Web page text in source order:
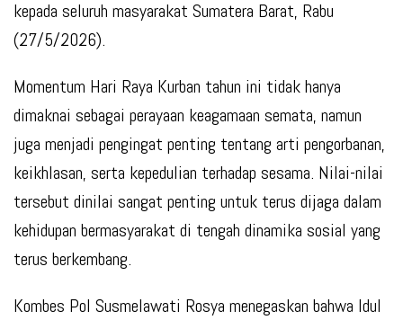
kepada seluruh masyarakat Sumatera Barat, Rabu
(27/5/2026).
Momentum Hari Raya Kurban tahun ini tidak hanya
dimaknai sebagai perayaan keagamaan semata, namun
juga menjadi pengingat penting tentang arti pengorbanan,
keikhlasan, serta kepedulian terhadap sesama. Nilai-nilai
tersebut dinilai sangat penting untuk terus dijaga dalam
kehidupan bermasyarakat di tengah dinamika sosial yang
terus berkembang.
Kombes Pol Susmelawati Rosya menegaskan bahwa Idul